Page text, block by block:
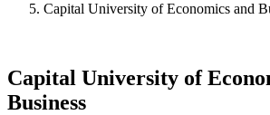
Capital University of Economics and
Capital University of
Business